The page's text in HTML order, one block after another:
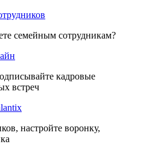
семейным сотрудникам?
кадровые
встреч
настройте воронку,